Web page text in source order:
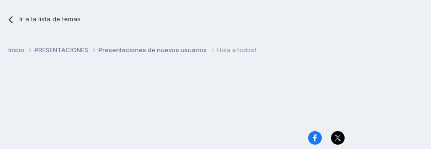
Ir a la lista de temas
Inicio PRESENTACIONES Presentaciones de nuevos usuarios Hola a todos!